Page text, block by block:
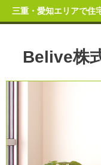
Belive株
三重・愛知エリアで住